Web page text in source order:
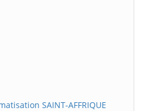
SAINT-AFFRIQUE